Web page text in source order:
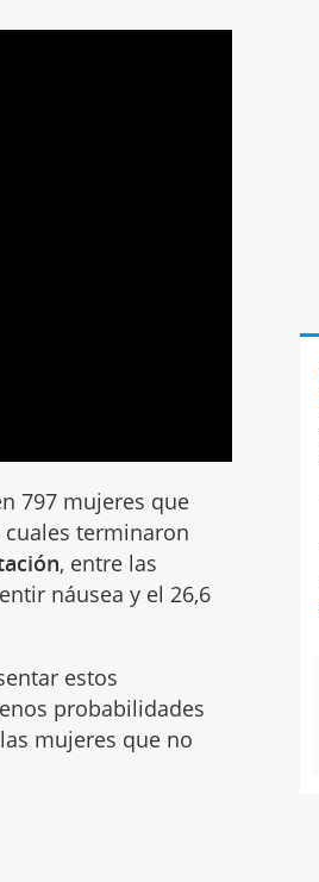
797 mujeres que
cuales terminaron
, entre las
náusea y el 26,6
estos
probabilidades
mujeres que no